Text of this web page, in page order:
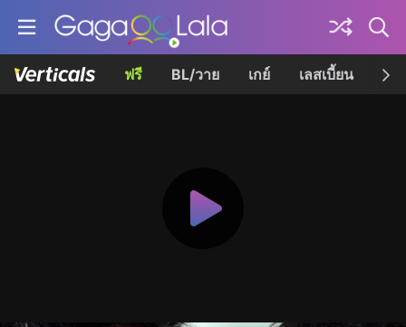
ฟรี BL/วาย เกย์ เลสเบี้ยน เค